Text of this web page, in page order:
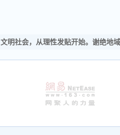
文明社会，从理性发贴开始。谢绝地